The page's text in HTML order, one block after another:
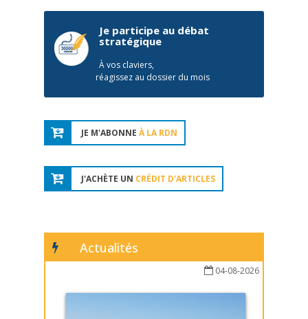
Je participe au débat
stratégique
À vos claviers,
réagissez au dossier du mois
JE M'ABONNE À LA RDN
J'ACHÈTE UN CRÉDIT D'ARTICLES
Actualités
04-08-2026